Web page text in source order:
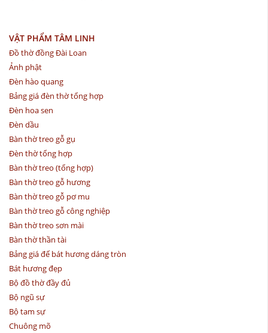
VẬT PHẨM TÂM LINH
Đồ thờ đồng Đài Loan
Ảnh phật
Đèn hào quang
Bảng giá đèn thờ tổng hợp
Đèn hoa sen
Đèn dầu
Bàn thờ treo gỗ gụ
Đèn thờ tổng hợp
Bàn thờ treo (tổng hợp)
Bàn thờ treo gỗ hương
Bàn thờ treo gỗ pơ mu
Bàn thờ treo gỗ công nghiệp
Bàn thờ treo sơn mài
Bàn thờ thần tài
Bảng giá đế bát hương dáng tròn
Bát hương đẹp
Bộ đồ thờ đầy đủ
Bộ ngũ sự
Bộ tam sự
Chuông mõ